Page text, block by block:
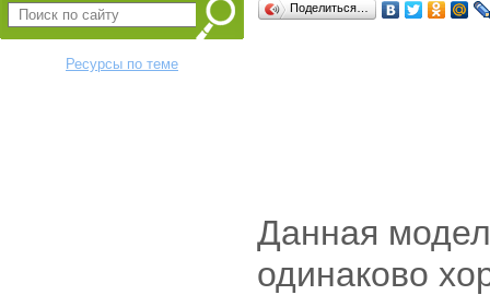
Ресурсы по теме
Поделиться…
Данная
одинаково